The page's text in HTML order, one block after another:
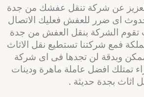
عن شركة تنقل عفشك من جدة
اى ضرر للعفش فعليك الاتصال
تقوم الشركة بنقل العفش من جدة
فمع شركتنا تستطيع نقل الاثاث
وبدقة لن تجدها فى اى شركة
تمتلك افضل عاملة ماهرة ودينات
اثاث بجدة حديثة .